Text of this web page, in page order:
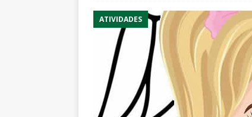
ATIVIDADES